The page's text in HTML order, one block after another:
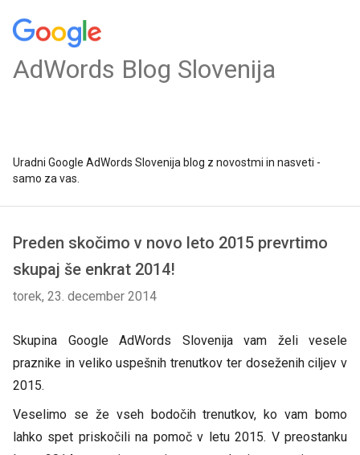
AdWords Blog Slovenija
Uradni Google AdWords Slovenija blog z novostmi in nasveti -
samo za vas.
Preden skočimo v novo leto 2015 prevrtimo
skupaj še enkrat 2014!
torek, 23. december 2014
Skupina Google AdWords Slovenija vam želi vesele
praznike in veliko uspešnih trenutkov ter doseženih ciljev v
2015.
Veselimo se že vseh bodočih trenutkov, ko vam bomo
lahko spet priskočili na pomoč v letu 2015. V preostanku